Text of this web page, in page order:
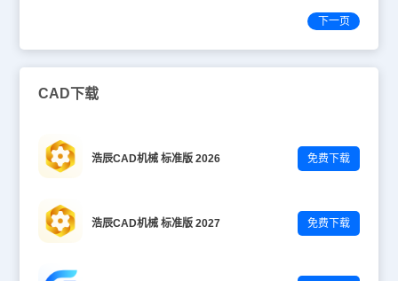
下一页
CAD下载
浩辰CAD机械 标准版 2026 免费下载
浩辰CAD机械 标准版 2027 免费下载